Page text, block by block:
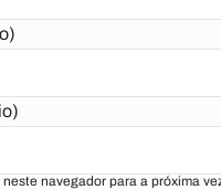
navegador para a próxima